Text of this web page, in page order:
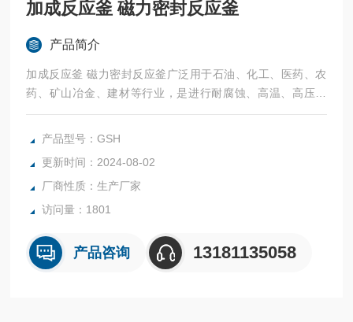
加成反应釜 磁力密封反应釜
产品简介
加成反应釜 磁力密封反应釜广泛用于石油、化工、医药、农
药、矿山冶金、建材等行业，是进行耐腐蚀、高温、高压反
应、加压浸出、矿浆加热、萃取工艺的理想设备。所有反应釜
可以根据客户的需求定制。
产品型号：GSH
更新时间：2024-08-02
厂商性质：生产厂家
访问量：1801
产品咨询 13181135058